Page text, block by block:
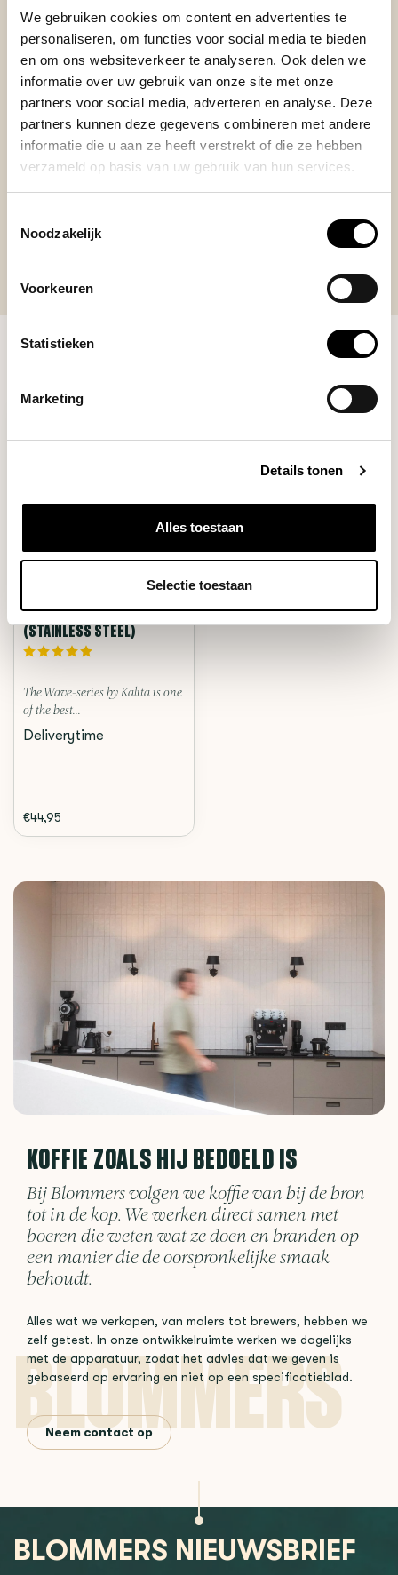
We gebruiken cookies om content en advertenties te
personaliseren, om functies voor social media te bieden
en om ons websiteverkeer te analyseren. Ook delen we
informatie over uw gebruik van onze site met onze
partners voor social media, adverteren en analyse. Deze
partners kunnen deze gegevens combineren met andere
informatie die u aan ze heeft verstrekt of die ze hebben
verzameld op basis van uw gebruik van hun services.
Noodzakelijk
Voorkeuren
Statistieken
Marketing
Details tonen
Alles toestaan
Selectie toestaan
Posted on 1 Oktober 2024 at 10:32 door James
Amazing product, works well and coffee tastes very
smooth!
+ steel design (no plastic)
WAVE 155 DRIPPER
(STAINLESS STEEL)
The Wave-series by Kalita is one
of the best...
Deliverytime
€44,95
KOFFIE ZOALS HIJ BEDOELD IS
Bij Blommers volgen we koffie van bij de bron
tot in de kop. We werken direct samen met
boeren die weten wat ze doen en branden op
een manier die de oorspronkelijke smaak
behoudt.
Alles wat we verkopen, van malers tot brewers, hebben we
zelf getest. In onze ontwikkelruimte werken we dagelijks
met de apparatuur, zodat het advies dat we geven is
gebaseerd op ervaring en niet op een specificatieblad.
Neem contact op
BLOMMERS NIEUWSBRIEF